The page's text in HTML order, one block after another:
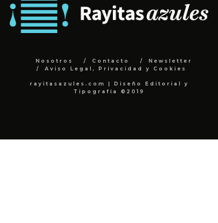
Nosotros Contacto
Newsletter
Aviso Legal, Privacidad y Cookies
rayitasazules.com | Diseño Editorial y
Tipografía ©2019